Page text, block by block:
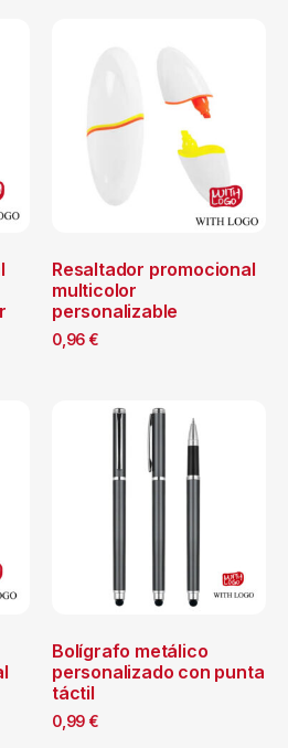
Resaltador promocional
multicolor
personalizable
0,96 €
Bolígrafo metálico
personalizado con punta
táctil
0,99 €